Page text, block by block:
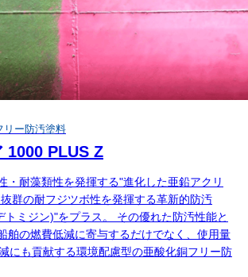
リー防汚塗料
1000 PLUS Z
・耐藻類性を発揮する"進化した亜鉛アクリ
群の耐フジツボ性を発揮する革新的防汚
ミジン)"をプラス。 その優れた防汚性能と
舶の燃費低減に寄与するだけでなく、使用量
にも貢献する環境配慮型の亜酸化銅フリー防